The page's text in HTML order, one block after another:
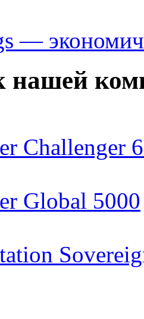
—
нашей
Challenger
Global 5000